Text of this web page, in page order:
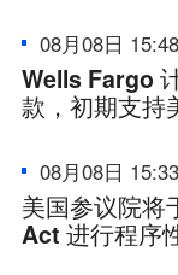
08月08日 15:48
Wells Fargo
款，初期支持
08月08日 15:33
美国参议院将
Act 进行程序